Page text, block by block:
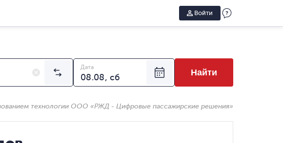
Войти
Дата
Найти
технологии ООО «РЖД - Цифровые пассажирские решения»